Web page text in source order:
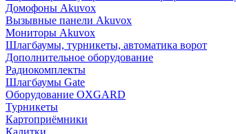
Домофоны Akuvox
Вызывные панели Akuvox
Мониторы Akuvox
Шлагбаумы, турникеты, автоматика ворот
Дополнительное оборудование
Радиокомплекты
Шлагбаумы Gate
Оборудование OXGARD
Турникеты
Картоприёмники
Калитки